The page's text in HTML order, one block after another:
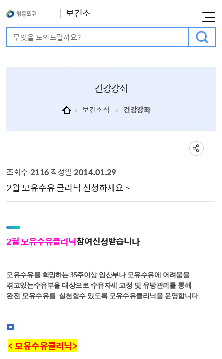
보건소
통합검색검색어 입력
건강강좌
보건소식 건강강좌
조회수 2116 작성일2014.01.29
2월 모유수유 클리닉 신청하세요 ~
2월 모유수유클리닉참여신청받습니다
모유수유를 희망하는 35주이상 임산부나 모유수유에 어려움을
겪고있는수유부을 대상으로 수유자세 교정 및 유방관리를 통해
완전 모유수유를 실천할수 있도록 모유수유클리닉을 운영합니다
< 모유수유클리닉>